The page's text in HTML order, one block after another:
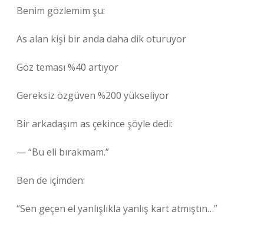
Benim gözlemim şu:
As alan kişi bir anda daha dik oturuyor
Göz teması %40 artıyor
Gereksiz özgüven %200 yükseliyor
Bir arkadaşım as çekince şöyle dedi:
— “Bu eli bırakmam.”
Ben de içimden:
“Sen geçen el yanlışlıkla yanlış kart atmıştın…”